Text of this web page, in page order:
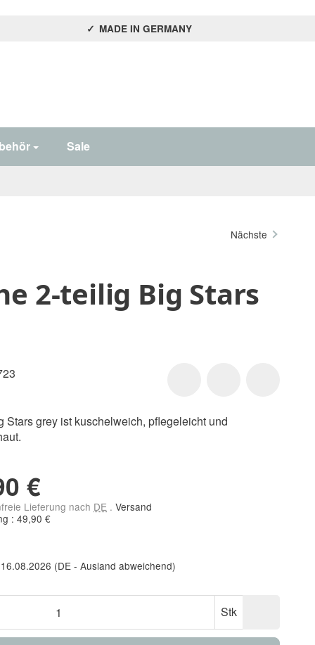
MADE IN GERMANY
Sale
Nächste
2-teilig Big Stars
Stars grey ist kuschelweich, pflegeleicht und
€
Lieferung nach DE . Versand
: 49,90 €
(DE - Ausland abweichend)
Stk